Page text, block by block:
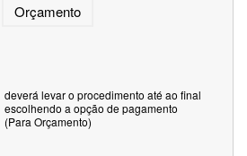
Orçamento
deverá levar o procedimento até ao final
escolhendo a opção de pagamento
(Para Orçamento)